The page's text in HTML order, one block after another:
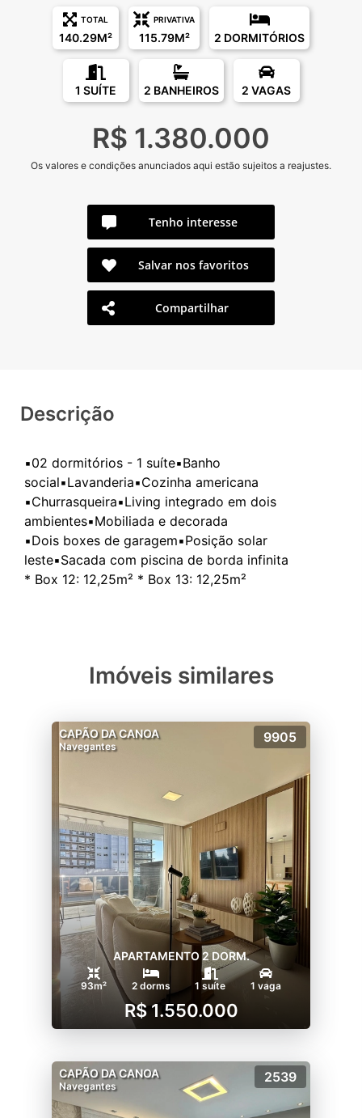
TOTAL
140.29M²
PRIVATIVA
115.79M² 2 DORMITÓRIOS
1 SUÍTE 2 BANHEIROS 2 VAGAS
R$ 1.380.000
Os valores e condições anunciados aqui estão sujeitos a reajustes.
Tenho interesse
Salvar nos favoritos
Compartilhar
Descrição
▪️02 dormitórios - 1 suíte▪️Banho
social▪️Lavanderia▪️Cozinha americana
▪️Churrasqueira▪️Living integrado em dois
ambientes▪️Mobiliada e decorada
▪️Dois boxes de garagem▪️Posição solar
leste▪️Sacada com piscina de borda infinita
Imóveis similares
CAPÃO DA CANOA
Navegantes
9905
APARTAMENTO 2 DORM.
93m² 2 dorms 1 suíte 1 vaga
R$ 1.550.000
CAPÃO DA CANOA
Navegantes
2539